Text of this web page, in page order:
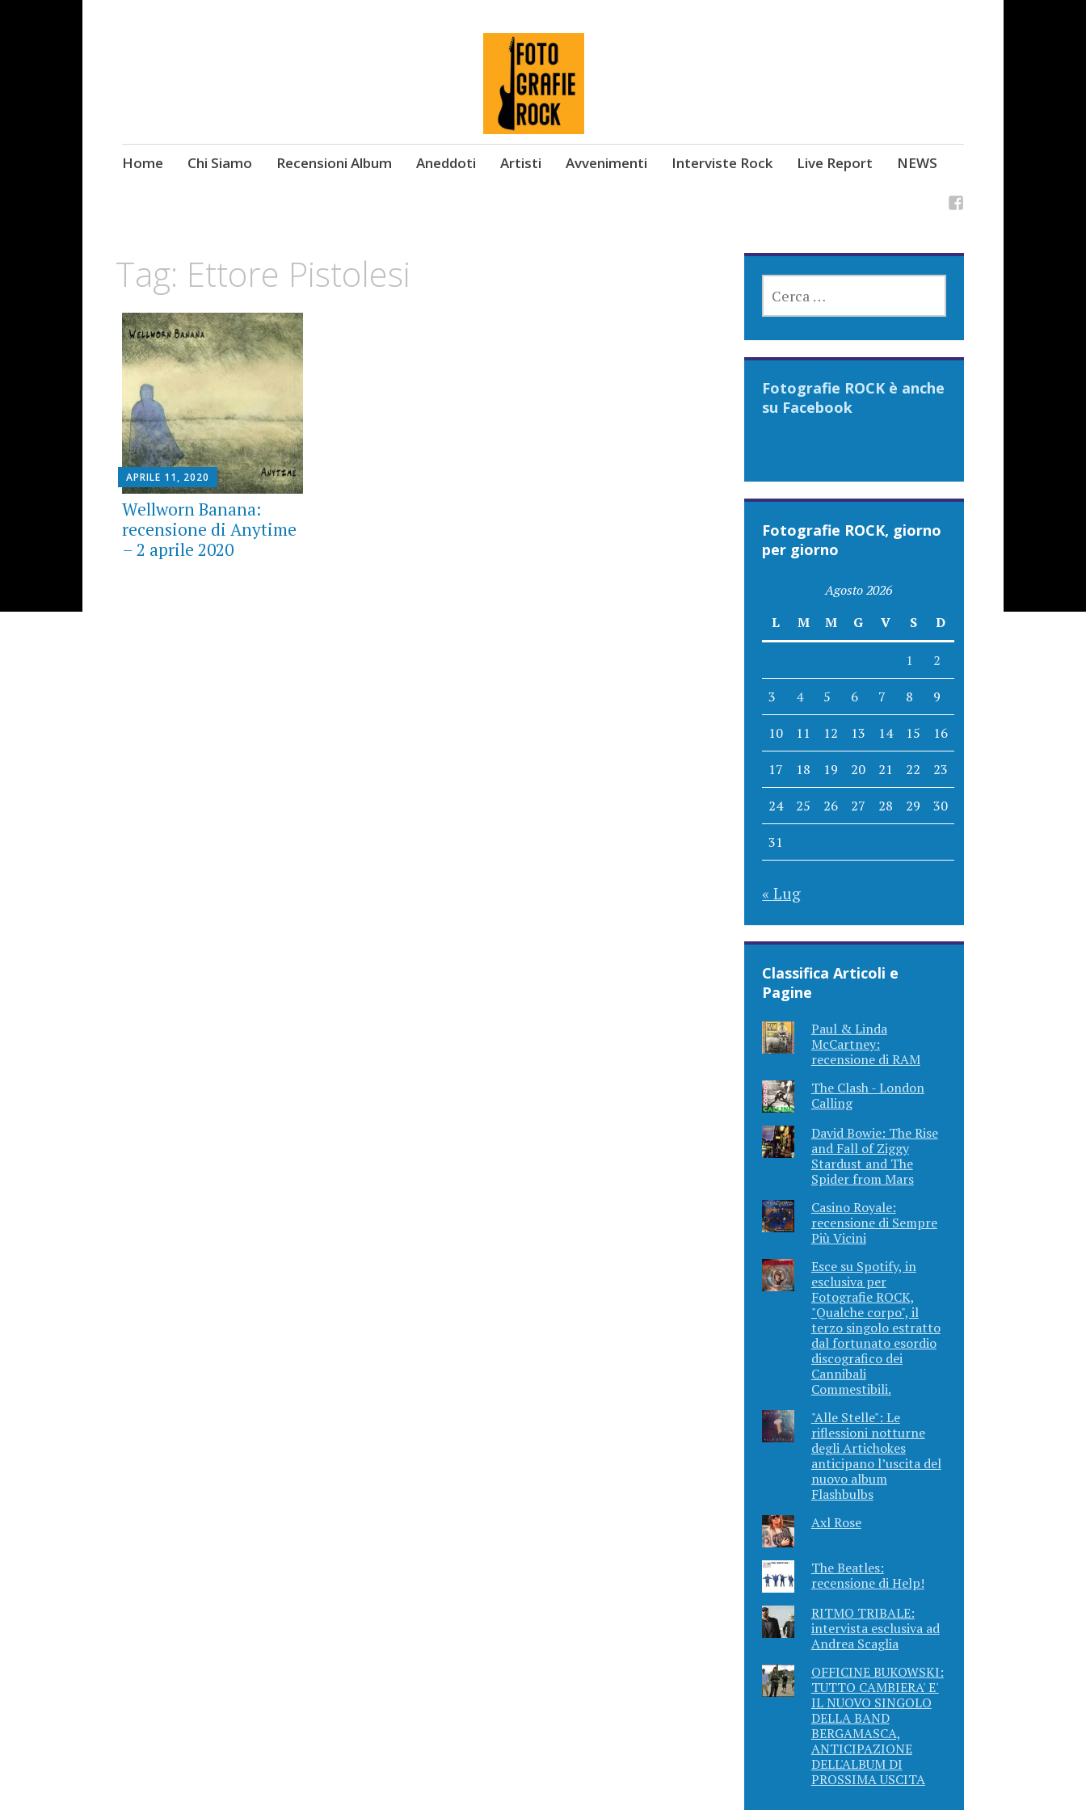
Skip
Home Chi Siamo Recensioni Album Aneddoti Artisti Avvenimenti Interviste Rock Live Report NEWS
Tag: Ettore Pistolesi
APRILE 11, 2020
Wellworn Banana:
recensione di Anytime
– 2 aprile 2020
PER:
Fotografie ROCK è anche
su Facebook
Fotografie ROCK, giorno
per giorno
Agosto 2026
L
M M G V S D
1 2
3 4 5 6 7 8 9
10 11 12 13 14 15 16
17 18 19 20 21 22 23
24 25 26 27 28 29 30
31
« Lug
Classifica Articoli e
Pagine
Paul & Linda
McCartney:
recensione di RAM
The Clash - London
Calling
David Bowie: The Rise
and Fall of Ziggy
Stardust and The
Spider from Mars
Casino Royale:
recensione di Sempre
Più Vicini
Esce su Spotify, in
esclusiva per
Fotografie ROCK,
"Qualche corpo", il
terzo singolo estratto
dal fortunato esordio
discografico dei
Cannibali
Commestibili.
"Alle Stelle": Le
riflessioni notturne
degli Artichokes
anticipano l’uscita del
nuovo album
Flashbulbs
Axl Rose
The Beatles:
recensione di Help!
RITMO TRIBALE:
intervista esclusiva ad
Andrea Scaglia
OFFICINE BUKOWSKI:
TUTTO CAMBIERA' E'
IL NUOVO SINGOLO
DELLA BAND
BERGAMASCA,
ANTICIPAZIONE
DELL'ALBUM DI
PROSSIMA USCITA